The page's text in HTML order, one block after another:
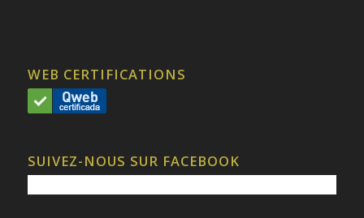
WEB CERTIFICATIONS
SUIVEZ-NOUS SUR FACEBOOK